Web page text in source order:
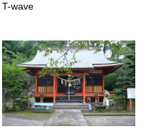
T-wave